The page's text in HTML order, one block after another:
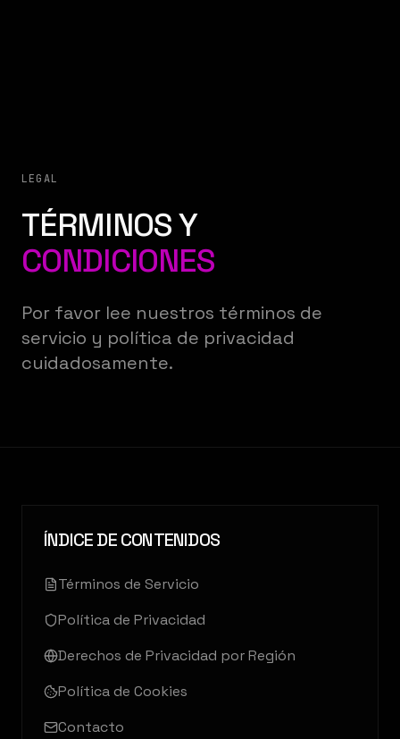
LEGAL
TÉRMINOS Y
CONDICIONES
Por favor lee nuestros términos de
servicio y política de privacidad
cuidadosamente.
ÍNDICE DE CONTENIDOS
Términos de Servicio
Política de Privacidad
Derechos de Privacidad por Región
Política de Cookies
Contacto